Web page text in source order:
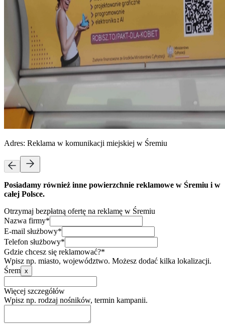
Adres: Reklama w komunikacji miejskiej w Śremiu
Posiadamy również inne powierzchnie reklamowe w Śremiu i w
całej Polsce.
Otrzymaj bezpłatną ofertę na reklamę w Śremiu
Nazwa firmy*
E-mail służbowy*
Telefon służbowy*
Gdzie chcesz się reklamować?*
Wpisz np. miasto, województwo. Możesz dodać kilka lokalizacji.
Śrem x
Więcej szczegółów
Wpisz np. rodzaj nośników, termin kampanii.